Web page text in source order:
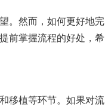
。然而，如何更好地完
前掌握流程的好处，希
移植等环节。如果对流